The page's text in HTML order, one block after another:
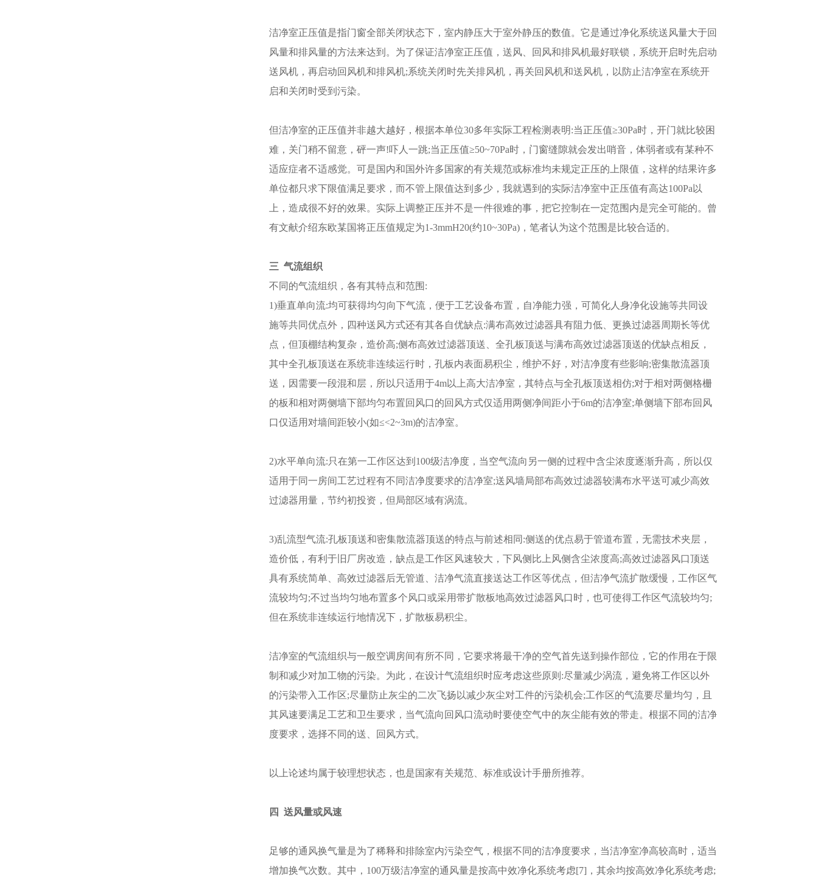
洁净室正压值是指门窗全部关闭状态下，室内静压大于室外静压的数值。它是通过净化系统送风量大于回
风量和排风量的方法来达到。为了保证洁净室正压值，送风、回风和排风机最好联锁，系统开启时先启动
送风机，再启动回风机和排风机;系统关闭时先关排风机，再关回风机和送风机，以防止洁净室在系统开
启和关闭时受到污染。
但洁净室的正压值并非越大越好，根据本单位30多年实际工程检测表明:当正压值≥30Pa时，开门就比较困
难，关门稍不留意，砰一声!吓人一跳;当正压值≥50~70Pa时，门窗缝隙就会发出哨音，体弱者或有某种不
适应症者不适感觉。可是国内和国外许多国家的有关规范或标准均未规定正压的上限值，这样的结果许多
单位都只求下限值满足要求，而不管上限值达到多少，我就遇到的实际洁净室中正压值有高达100Pa以
上，造成很不好的效果。实际上调整正压并不是一件很难的事，把它控制在一定范围内是完全可能的。曾
有文献介绍东欧某国将正压值规定为1-3mmH20(约10~30Pa)，笔者认为这个范围是比较合适的。
三气流组织
不同的气流组织，各有其特点和范围:
1)垂直单向流:均可获得均匀向下气流，便于工艺设备布置，自净能力强，可简化人身净化设施等共同设
施等共同优点外，四种送风方式还有其各自优缺点:满布高效过滤器具有阻力低、更换过滤器周期长等优
点，但顶棚结构复杂，造价高;侧布高效过滤器顶送、全孔板顶送与满布高效过滤器顶送的优缺点相反，
其中全孔板顶送在系统非连续运行时，孔板内表面易积尘，维护不好，对洁净度有些影响;密集散流器顶
送，因需要一段混和层，所以只适用于4m以上高大洁净室，其特点与全孔板顶送相仿;对于相对两侧格栅
的板和相对两侧墙下部均匀布置回风口的回风方式仅适用两侧净间距小于6m的洁净室;单侧墙下部布回风
口仅适用对墙间距较小(如≤<2~3m)的洁净室。
2)水平单向流:只在第一工作区达到100级洁净度，当空气流向另一侧的过程中含尘浓度逐渐升高，所以仅
适用于同一房间工艺过程有不同洁净度要求的洁净室;送风墙局部布高效过滤器较满布水平送可减少高效
过滤器用量，节约初投资，但局部区域有涡流。
3)乱流型气流:孔板顶送和密集散流器顶送的特点与前述相同:侧送的优点易于管道布置，无需技术夹层，
造价低，有利于旧厂房改造，缺点是工作区风速较大，下风侧比上风侧含尘浓度高;高效过滤器风口顶送
具有系统简单、高效过滤器后无管道、洁净气流直接送达工作区等优点，但洁净气流扩散缓慢，工作区气
流较均匀;不过当均匀地布置多个风口或采用带扩散板地高效过滤器风口时，也可使得工作区气流较均匀;
但在系统非连续运行地情况下，扩散板易积尘。
洁净室的气流组织与一般空调房间有所不同，它要求将最干净的空气首先送到操作部位，它的作用在于限
制和减少对加工物的污染。为此，在设计气流组织时应考虑这些原则:尽量减少涡流，避免将工作区以外
的污染带入工作区;尽量防止灰尘的二次飞扬以减少灰尘对工件的污染机会;工作区的气流要尽量均匀，且
其风速要满足工艺和卫生要求，当气流向回风口流动时要使空气中的灰尘能有效的带走。根据不同的洁净
度要求，选择不同的送、回风方式。
以上论述均属于较理想状态，也是国家有关规范、标准或设计手册所推荐。
四送风量或风速
足够的通风换气量是为了稀释和排除室内污染空气，根据不同的洁净度要求，当洁净室净高较高时，适当
增加换气次数。其中，100万级洁净室的通风量是按高中效净化系统考虑[7]，其余均按高效净化系统考虑;